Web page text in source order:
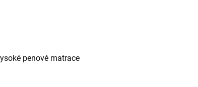
penové matrace